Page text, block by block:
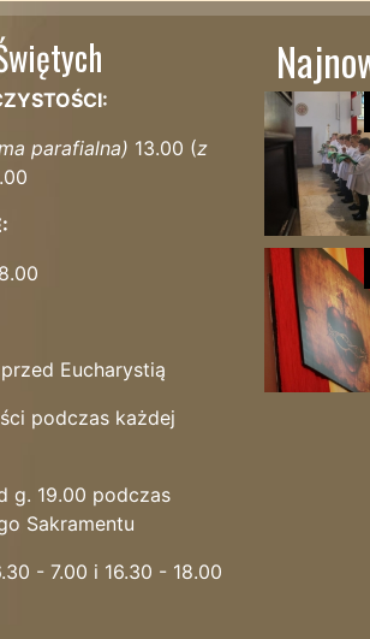
parafialna) 13.00 (z
Eucharystią
podczas każdej
g. 19.00 podczas
Sakramentu
- 7.00 i 16.30 - 18.00